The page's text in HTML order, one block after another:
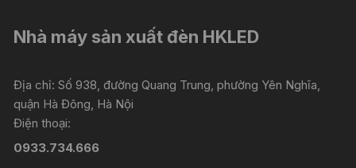
Nhà máy sản xuất đèn HKLED
Địa chỉ: Số 938, đường Quang Trung, phường Yên Nghĩa,
quận Hà Đông, Hà Nội
Điện thoại:
0933.734.666